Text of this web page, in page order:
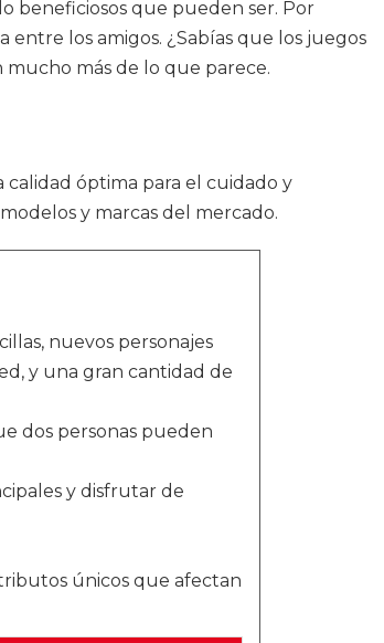
beneficiosos que pueden ser. Por
los amigos. ¿Sabías que los juegos
mucho más de lo que parece.
calidad óptima para el cuidado y
y marcas del mercado.
nuevos personajes
y una gran cantidad de
dos personas pueden
y disfrutar de
únicos que afectan